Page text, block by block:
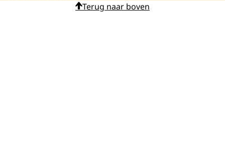
Terug naar boven